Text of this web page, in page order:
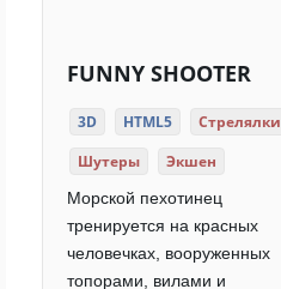
FUNNY SHOOTER
3D HTML5
Стрелялки
Шутеры
Экшен
Морской пехотинец
тренируется на красных
человечках, вооруженных
топорами, вилами и